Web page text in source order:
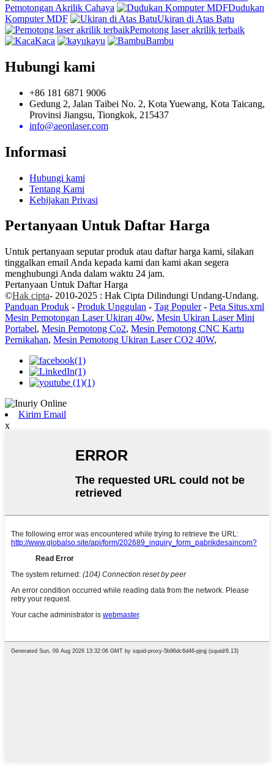
Pemotongan Akrilik Cahaya
Dudukan
Komputer MDF
Ukiran di Atas Batu
Pemotong laser akrilik terbaik
Kaca
kayu Bambu
Hubungi kami
+86 181 6871 9006
Gedung 2, Jalan Taibei No. 2, Kota Yuewang, Kota Taicang,
Provinsi Jiangsu, Tiongkok, 215437
info@aeonlaser.com
Informasi
Hubungi kami
Tentang Kami
Kebijakan Privasi
Pertanyaan Untuk Daftar Harga
Untuk pertanyaan seputar produk atau daftar harga kami, silakan
tinggalkan email Anda kepada kami dan kami akan segera
menghubungi Anda dalam waktu 24 jam.
Pertanyaan Untuk Daftar Harga
©Hak cipta- 2010-2025 : Hak Cipta Dilindungi Undang-Undang.
Panduan Produk - Produk Unggulan - Tag Populer- Peta Situs.xml
Mesin Pemotongan Laser Ukiran 40w, Mesin Ukiran Laser Mini
Portabel, Mesin Pemotong Co2, Mesin Pemotong CNC Kartu
Pernikahan, Mesin Pemotong Ukiran Laser CO2 40W,
Kirim Email
x